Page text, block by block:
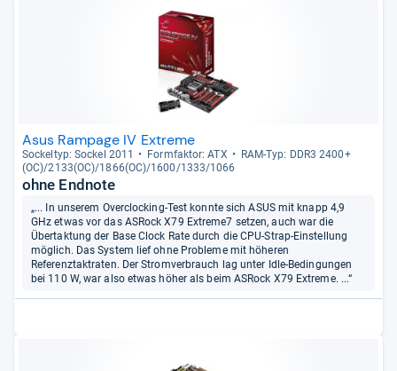
Asus Rampage IV Extreme
Sockel­typ: Sockel 2011 Form­fak­tor: ATX
RAM-​Typ: DDR3 2400+
(OC)/2133(OC)/1866(OC)/1600/1333/1066
ohne Endnote
„... In unserem Overclocking-Test konnte sich ASUS mit knapp 4,9
GHz etwas vor das ASRock X79 Extreme7 setzen, auch war die
Übertaktung der Base Clock Rate durch die CPU-Strap-Einstellung
möglich. Das System lief ohne Probleme mit höheren
Referenztaktraten. Der Stromverbrauch lag unter Idle-Bedingungen
bei 110 W, war also etwas höher als beim ASRock X79 Extreme. ...“